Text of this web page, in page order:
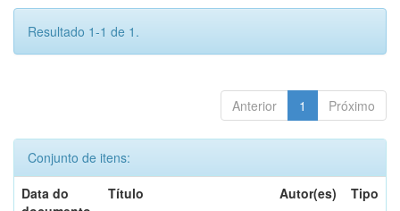
Resultado 1-1 de 1.
Anterior 1 Próximo
Conjunto de itens:
Data do
Título Autor(es) Tipo